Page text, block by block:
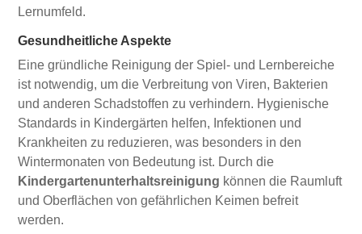
Lernumfeld.
Gesundheitliche Aspekte
Eine gründliche Reinigung der Spiel- und Lernbereiche
ist notwendig, um die Verbreitung von Viren, Bakterien
und anderen Schadstoffen zu verhindern. Hygienische
Standards in Kindergärten helfen, Infektionen und
Krankheiten zu reduzieren, was besonders in den
Wintermonaten von Bedeutung ist. Durch die
Kindergartenunterhaltsreinigung können die Raumluft
und Oberflächen von gefährlichen Keimen befreit
werden.